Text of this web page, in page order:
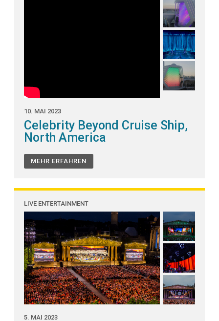
10. MAI 2023
Celebrity Beyond Cruise Ship,
North America
MEHR ERFAHREN
LIVE ENTERTAINMENT
5. MAI 2023